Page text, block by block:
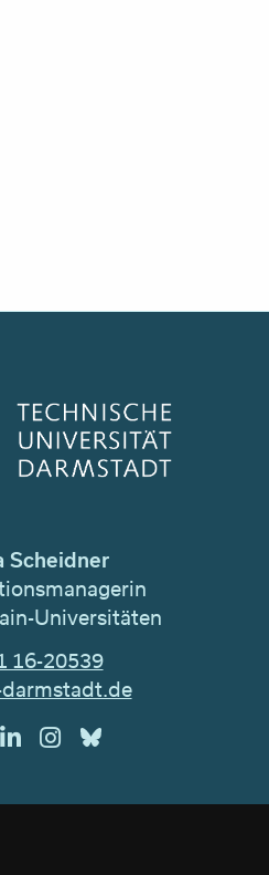
Scheidner
Universitäten
16-20539